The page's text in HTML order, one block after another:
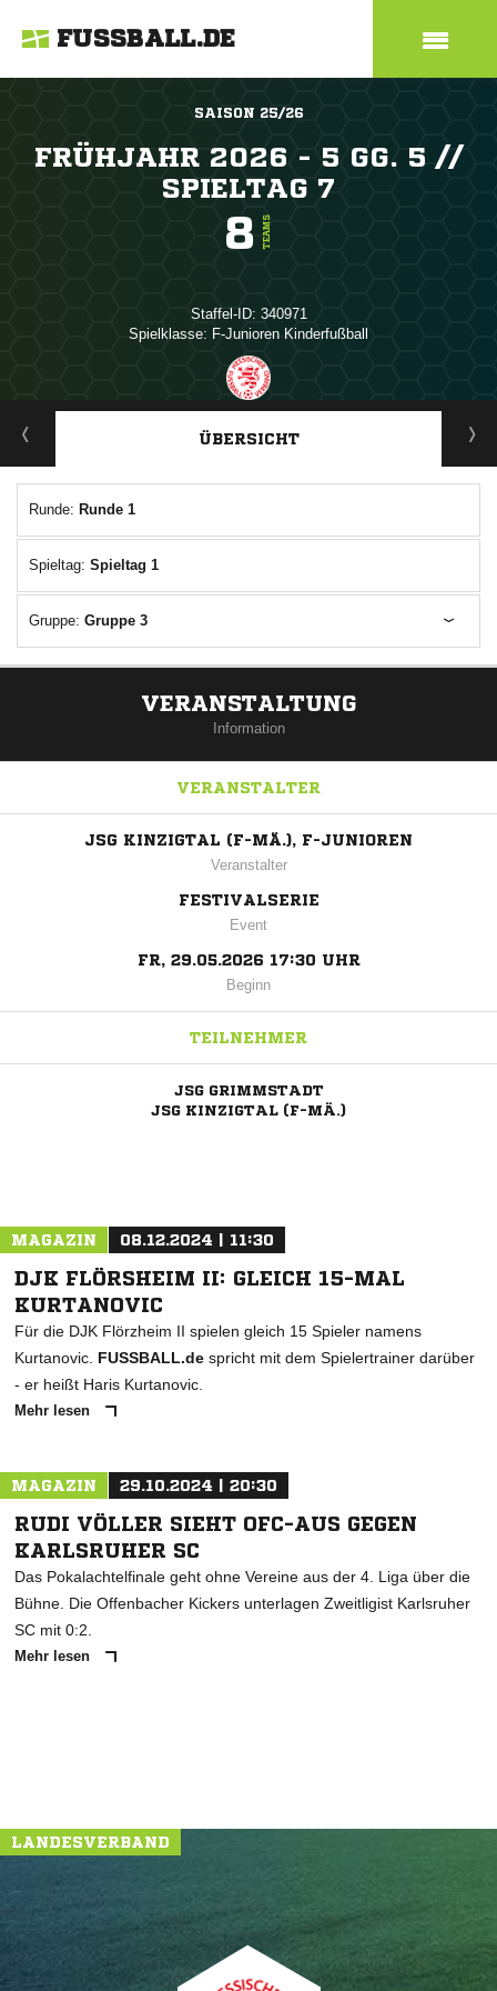
FUSSBALL.DE
SAISON 25/26
FRÜHJAHR 2026 - 5 GG. 5 //
SPIELTAG 7
8 TEAMS
Staffel-ID: 340971
Spielklasse: F-Junioren Kinderfußball
ANZEIGE
ÜBERSICHT
Runde: Runde 1
Spieltag: Spieltag 1
Gruppe: Gruppe 3
VERANSTALTUNG
Information
VERANSTALTER
JSG KINZIGTAL (F-MÄ.), F-JUNIOREN
Veranstalter
FESTIVALSERIE
Event
FR, 29.05.2026 17:30 UHR
Beginn
TEILNEHMER
JSG GRIMMSTADT
JSG KINZIGTAL (F-MÄ.)
MAGAZIN 08.12.2024 | 11:30
DJK FLÖRSHEIM II: GLEICH 15-MAL
KURTANOVIC
Für die DJK Flörzheim II spielen gleich 15 Spieler namens
Kurtanovic. FUSSBALL.de spricht mit dem Spielertrainer darüber
- er heißt Haris Kurtanovic.
Mehr lesen
MAGAZIN 29.10.2024 | 20:30
RUDI VÖLLER SIEHT OFC-AUS GEGEN
KARLSRUHER SC
Das Pokalachtelfinale geht ohne Vereine aus der 4. Liga über die
Bühne. Die Offenbacher Kickers unterlagen Zweitligist Karlsruher
SC mit 0:2.
Mehr lesen
LANDESVERBAND